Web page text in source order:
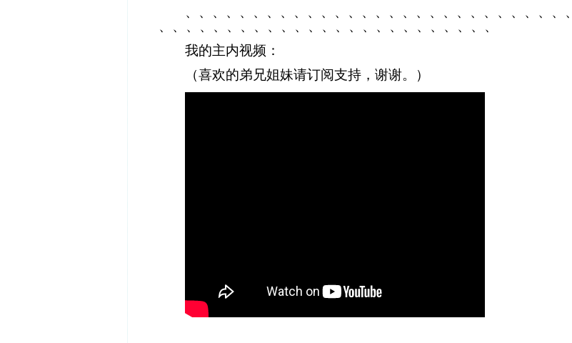
、、、、、、、、、、、、、、、、、、、、、、、、、、、、、
、、、、、、、、、、、、、、、、、、、、、、、、、
我的主内视频：
（喜欢的弟兄姐妹请订阅支持，谢谢。）